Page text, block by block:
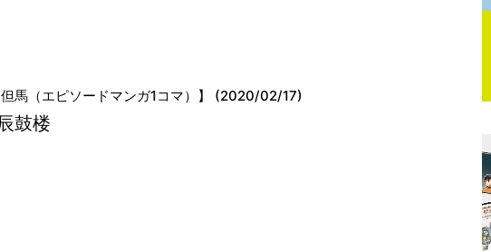
馬（エピソードマンガ1コマ）】 (2020/02/17)
鼓楼